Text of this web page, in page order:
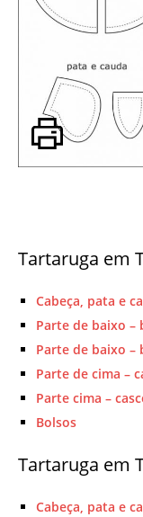
Tartaruga em
Cabeça, pata e
Parte de baixo –
Parte de baixo –
Parte de cima –
Parte cima –
Bolsos
Tartaruga em
Cabeça, pata e